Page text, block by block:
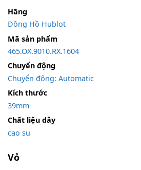
Hãng
Đồng Hồ Hublot
Mã sản phẩm
465.OX.9010.RX.1604
Chuyển động
Chuyển động: Automatic
Kích thước
39mm
Chất liệu dây
cao su
Vỏ